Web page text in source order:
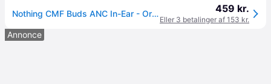
Nothing CMF Buds ANC In-Ear - Orange 459 kr.
Eller 3 betalinger af 153 kr.
Annonce